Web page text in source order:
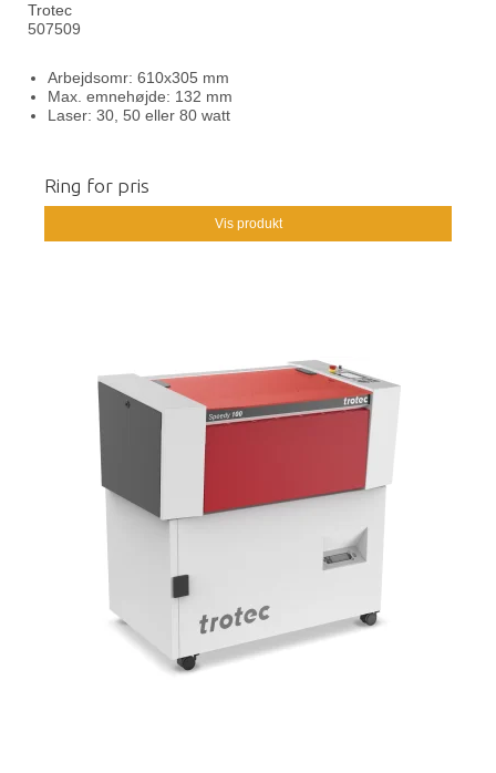
Trotec
507509
Arbejdsomr: 610x305 mm
Max. emnehøjde: 132 mm
Laser: 30, 50 eller 80 watt
Ring for pris
Vis produkt